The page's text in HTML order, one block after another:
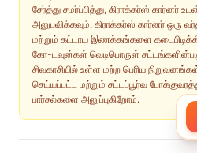
சேர்த்து சமர்ப்பித்து, கிராக்கர்ஸ் கார்னர்
அனுபவிக்கவும். கிராக்கர்ஸ் கார்னர் ஒரு
மற்றும் கட்டாய இணக்கங்களை
கோ-டவுன்கள் வெடிபொருள் சட்டங்களின்படி
சிவகாசியில் உள்ள மற்ற பெரிய
செய்யப்பட்ட மற்றும் சட்டப்பூர்வ
பார்சல்களை அனுப்புகிறோம்.